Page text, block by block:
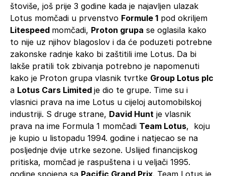
štoviše, još prije 3 godine kada je najavljen ulazak
Lotus momčadi u prvenstvo Formule 1 pod okriljem
Litespeed momčadi, Proton grupa se oglasila kako
to nije uz njihov blagoslov i da će poduzeti potrebne
zakonske radnje kako bi zaštitili ime Lotus. Da bi
lakše pratili tok zbivanja potrebno je napomenuti
kako je Proton grupa vlasnik tvrtke Group Lotus plc
a Lotus Cars Limited je dio te grupe. Time su i
vlasnici prava na ime Lotus u cijeloj automobilskoj
industriji. S druge strane, David Hunt je vlasnik
prava na ime Formula 1 momčadi Team Lotus, koju
je kupio u listopadu 1994. godine i natjecao se na
posljednje dvije utrke sezone. Uslijed financijskog
pritiska, momčad je raspuštena i u veljači 1995.
godine spojena sa Pacific Grand Prix. Team Lotus je